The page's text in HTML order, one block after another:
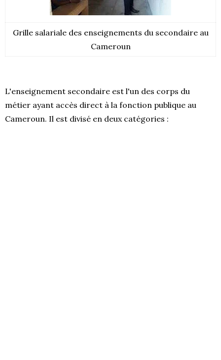
Grille salariale des enseignements du secondaire au
Cameroun
L'enseignement secondaire est l'un des corps du
métier ayant accès direct à la fonction publique au
Cameroun. Il est divisé en deux catégories :